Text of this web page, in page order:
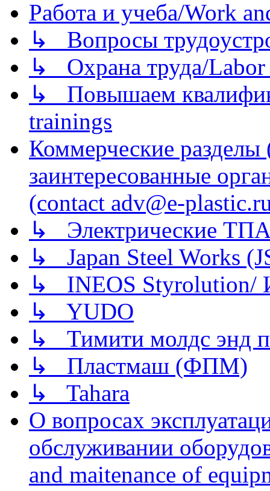
Работа и учеба/Work
↳ Вопросы
↳ Охрана труда/Labor
↳ Повышаем
trainings
Коммерческие
заинтересованные
(contact adv@e-
↳ Электрические
↳ Japan Steel Works
↳ INEOS
↳ YUDO
↳ Тимити молдс энд
↳ Пластмаш (ФПМ)
↳ Tahara
О вопросах
обслуживании
and maitenance of